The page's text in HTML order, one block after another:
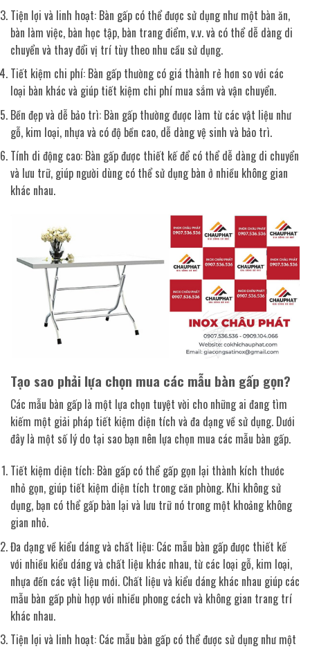
Tiện lợi và linh hoạt: Bàn gấp có thể được sử dụng như một bàn ăn,
bàn làm việc, bàn học tập, bàn trang điểm, v.v. và có thể dễ dàng di
chuyển và thay đổi vị trí tùy theo nhu cầu sử dụng.
Tiết kiệm chi phí: Bàn gấp thường có giá thành rẻ hơn so với các
loại bàn khác và giúp tiết kiệm chi phí mua sắm và vận chuyển.
Bền đẹp và dễ bảo trì: Bàn gấp thường được làm từ các vật liệu như
gỗ, kim loại, nhựa và có độ bền cao, dễ dàng vệ sinh và bảo trì.
Tính di động cao: Bàn gấp được thiết kế để có thể dễ dàng di chuyển
và lưu trữ, giúp người dùng có thể sử dụng bàn ở nhiều không gian
khác nhau.
Tạo sao phải lựa chọn mua các mẫu bàn gấp gọn?
Các mẫu bàn gấp là một lựa chọn tuyệt vời cho những ai đang tìm
kiếm một giải pháp tiết kiệm diện tích và đa dạng về sử dụng. Dưới
đây là một số lý do tại sao bạn nên lựa chọn mua các mẫu bàn gấp.
Tiết kiệm diện tích: Bàn gấp có thể gấp gọn lại thành kích thước
nhỏ gọn, giúp tiết kiệm diện tích trong căn phòng. Khi không sử
dụng, bạn có thể gấp bàn lại và lưu trữ nó trong một khoảng không
gian nhỏ.
Đa dạng về kiểu dáng và chất liệu: Các mẫu bàn gấp được thiết kế
với nhiều kiểu dáng và chất liệu khác nhau, từ các loại gỗ, kim loại,
nhựa đến các vật liệu mới. Chất liệu và kiểu dáng khác nhau giúp các
mẫu bàn gấp phù hợp với nhiều phong cách và không gian trang trí
khác nhau.
Tiện lợi và linh hoạt: Các mẫu bàn gấp có thể được sử dụng như một